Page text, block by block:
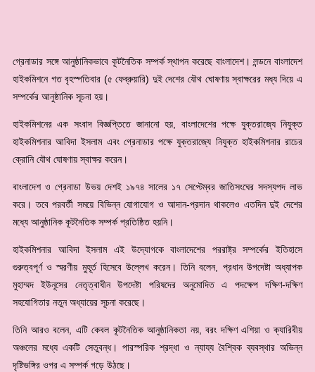
গ্রেনাডার সঙ্গে আনুষ্ঠানিকভাবে কূটনৈতিক সম্পর্ক স্থাপন করেছে বাংলাদেশ। লন্ডনে বাংলাদেশ
হাইকমিশনে গত বৃহস্পতিবার (৫ ফেব্রুয়ারি) দুই দেশের যৌথ ঘোষণায় স্বাক্ষরের মধ্য দিয়ে এ
সম্পর্কের আনুষ্ঠানিক সূচনা হয়।
হাইকমিশনের এক সংবাদ বিজ্ঞপ্তিতে জানানো হয়, বাংলাদেশের পক্ষে যুক্তরাজ্যে নিযুক্ত
হাইকমিশনার আবিদা ইসলাম এবং গ্রেনাডার পক্ষে যুক্তরাজ্যে নিযুক্ত হাইকমিশনার রাচের
ক্রোনি যৌথ ঘোষণায় স্বাক্ষর করেন।
বাংলাদেশ ও গ্রেনাডা উভয় দেশই ১৯৭৪ সালের ১৭ সেপ্টেম্বর জাতিসংঘের সদস্যপদ লাভ
করে। তবে পরবর্তী সময়ে বিভিন্ন যোগাযোগ ও আদান-প্রদান থাকলেও এতদিন দুই দেশের
মধ্যে আনুষ্ঠানিক কূটনৈতিক সম্পর্ক প্রতিষ্ঠিত হয়নি।
হাইকমিশনার আবিদা ইসলাম এই উদ্যোগকে বাংলাদেশের পররাষ্ট্র সম্পর্কের ইতিহাসে
গুরুত্বপূর্ণ ও স্মরণীয় মুহূর্ত হিসেবে উল্লেখ করেন। তিনি বলেন, প্রধান উপদেষ্টা অধ্যাপক
মুহাম্মদ ইউনূসের নেতৃত্বাধীন উপদেষ্টা পরিষদের অনুমোদিত এ পদক্ষেপ দক্ষিণ-দক্ষিণ
সহযোগিতার নতুন অধ্যায়ের সূচনা করেছে।
তিনি আরও বলেন, এটি কেবল কূটনৈতিক আনুষ্ঠানিকতা নয়, বরং দক্ষিণ এশিয়া ও ক্যারিবীয়
অঞ্চলের মধ্যে একটি সেতুবন্ধ। পারস্পরিক শ্রদ্ধা ও ন্যায্য বৈশ্বিক ব্যবস্থার অভিন্ন
দৃষ্টিভঙ্গির ওপর এ সম্পর্ক গড়ে উঠছে।